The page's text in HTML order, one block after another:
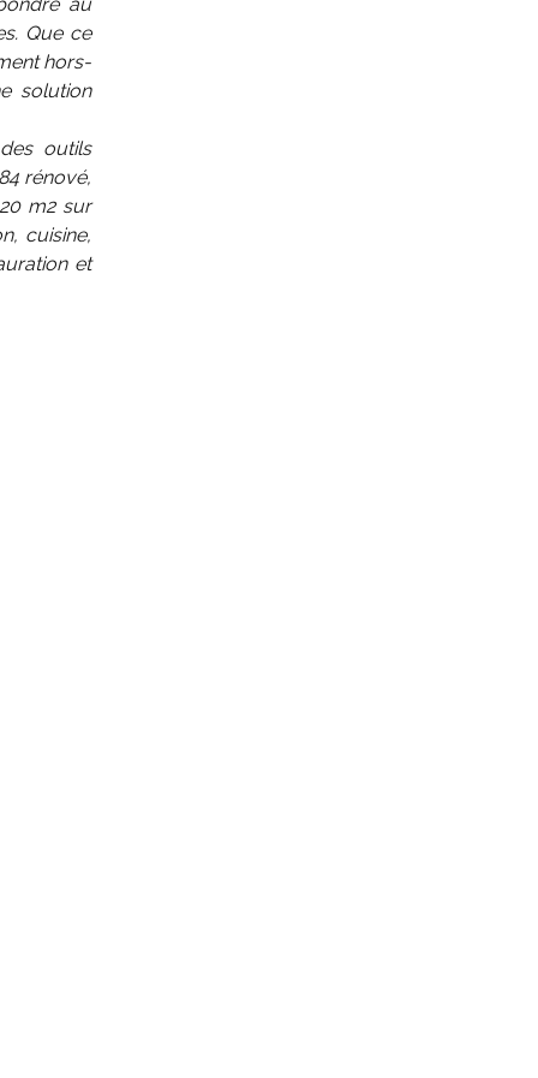
Que ce
hors-
solution
outils
rénové,
m2 sur
cuisine,
et